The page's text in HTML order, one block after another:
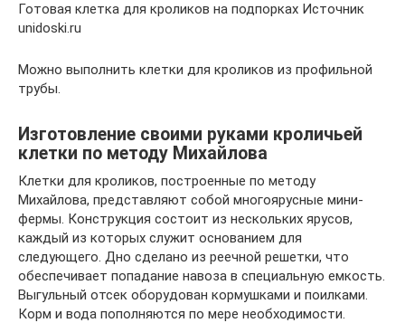
Готовая клетка для кроликов на подпорках Источник
unidoski.ru
Можно выполнить клетки для кроликов из профильной
трубы.
Изготовление своими руками кроличьей
клетки по методу Михайлова
Клетки для кроликов, построенные по методу
Михайлова, представляют собой многоярусные мини-
фермы. Конструкция состоит из нескольких ярусов,
каждый из которых служит основанием для
следующего. Дно сделано из реечной решетки, что
обеспечивает попадание навоза в специальную емкость.
Выгульный отсек оборудован кормушками и поилками.
Корм и вода пополняются по мере необходимости.